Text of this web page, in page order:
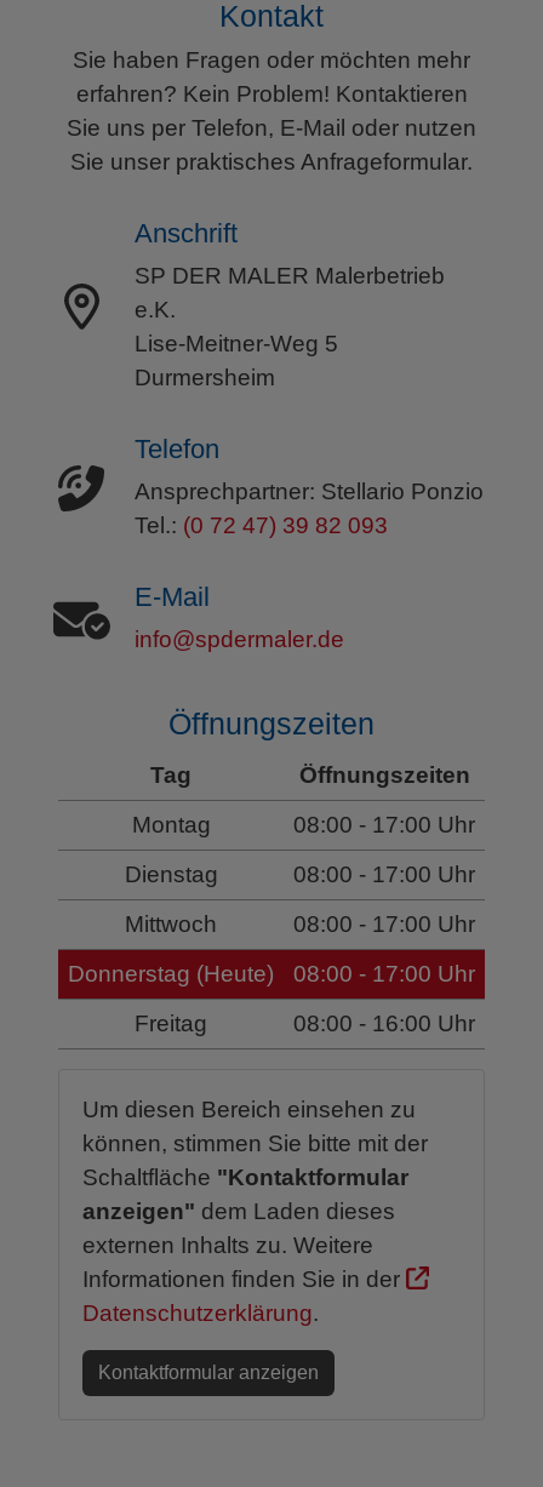
Kontakt
Sie haben Fragen oder möchten mehr
erfahren? Kein Problem! Kontaktieren
Sie uns per Telefon, E-Mail oder nutzen
Sie unser praktisches Anfrageformular.
Anschrift
SP DER MALER Malerbetrieb
e.K.
Lise-Meitner-Weg 5
Durmersheim
Telefon
Ansprechpartner: Stellario Ponzio
Tel.: (0 72 47) 39 82 093
E-Mail
info@spdermaler.de
Öffnungszeiten
Tag
Öffnungszeiten
Montag
08:00 - 17:00 Uhr
Dienstag
08:00 - 17:00 Uhr
Mittwoch
08:00 - 17:00 Uhr
Donnerstag (Heute)
08:00 - 17:00 Uhr
Freitag
08:00 - 16:00 Uhr
Um diesen Bereich einsehen zu
können, stimmen Sie bitte mit der
Schaltfläche "Kontaktformular
anzeigen" dem Laden dieses
externen Inhalts zu. Weitere
Informationen finden Sie in der
Datenschutzerklärung.
Kontaktformular anzeigen